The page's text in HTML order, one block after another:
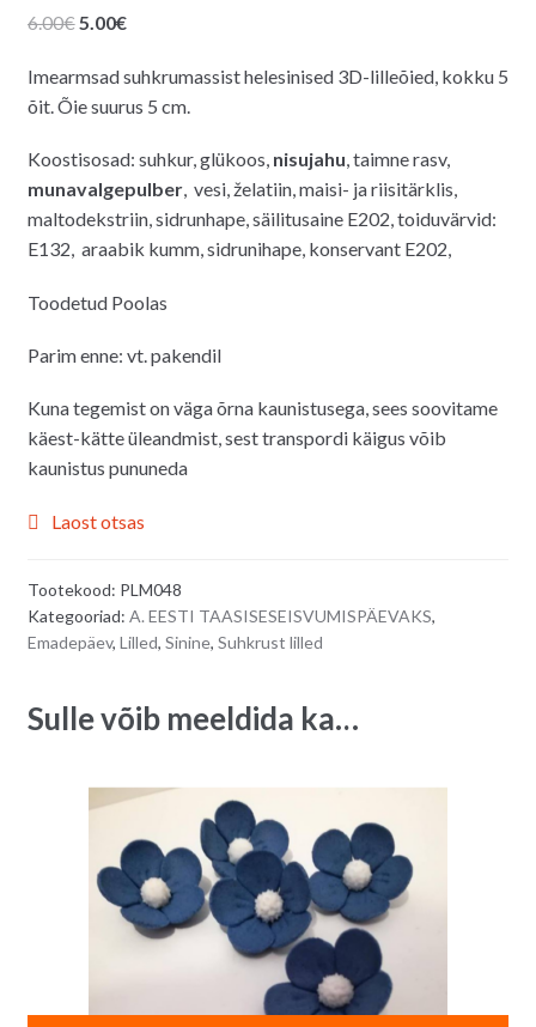
6.00€ Algne
oli:
6.00€.
5.00€Praegune
on:
5.00€.
Imearmsad suhkrumassist helesinised 3D-lilleõied, kokku 5
õit. Õie suurus 5 cm.
Koostisosad: suhkur, glükoos, nisujahu, taimne rasv,
munavalgepulber, vesi, želatiin, maisi- ja riisitärklis,
maltodekstriin, sidrunhape, säilitusaine E202, toiduvärvid:
E132, araabik kumm, sidrunihape, konservant E202,
Toodetud Poolas
Parim enne: vt. pakendil
Kuna tegemist on väga õrna kaunistusega, sees soovitame
käest-kätte üleandmist, sest transpordi käigus võib
kaunistus pununeda
Laost otsas
Tootekood: PLM048
Kategooriad: A. EESTI TAASISESEISVUMISPÄEVAKS,
Emadepäev, Lilled, Sinine, Suhkrust lilled
Sulle võib meeldida ka…